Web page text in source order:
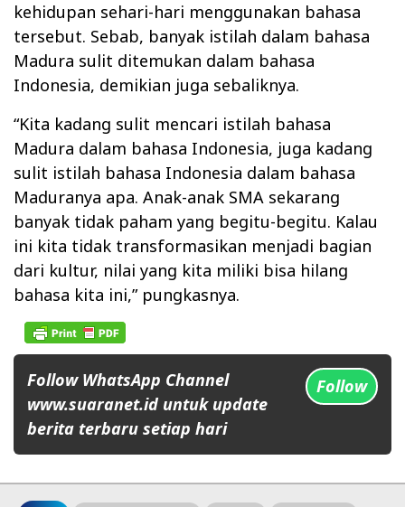
kehidupan sehari-hari menggunakan bahasa
tersebut. Sebab, banyak istilah dalam bahasa
Madura sulit ditemukan dalam bahasa
Indonesia, demikian juga sebaliknya.
“Kita kadang sulit mencari istilah bahasa
Madura dalam bahasa Indonesia, juga kadang
sulit istilah bahasa Indonesia dalam bahasa
Maduranya apa. Anak-anak SMA sekarang
banyak tidak paham yang begitu-begitu. Kalau
ini kita tidak transformasikan menjadi bagian
dari kultur, nilai yang kita miliki bisa hilang
bahasa kita ini,” pungkasnya.
Follow WhatsApp Channel
www.suaranet.id untuk update
berita terbaru setiap hari
Follow